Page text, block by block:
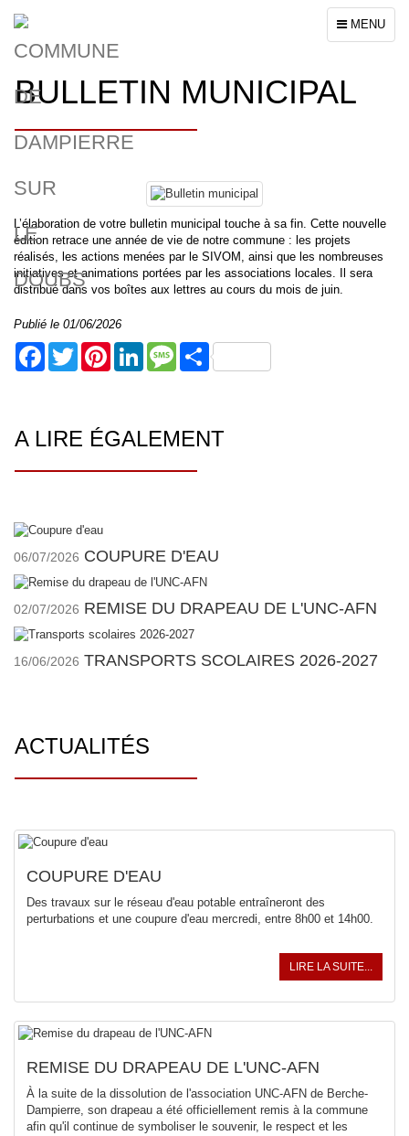
Toggle
navigation
MENU
BULLETIN MUNICIPAL
L’élaboration de votre bulletin municipal touche à sa fin. Cette nouvelle
édition retrace une année de vie de notre commune : les projets
réalisés, les actions menées par le SIVOM, ainsi que les nombreuses
initiatives et animations portées par les associations locales. Il sera
distribué dans vos boîtes aux lettres au cours du mois de juin.
Publié le 01/06/2026
FacebookTwitter PinterestLinkedInMessageShare
A LIRE ÉGALEMENT
06/07/2026 COUPURE D'EAU
02/07/2026 REMISE DU DRAPEAU DE L'UNC-AFN
16/06/2026 TRANSPORTS SCOLAIRES 2026-2027
ACTUALITÉS
COUPURE D'EAU
Des travaux sur le réseau d'eau potable entraîneront des
perturbations et une coupure d'eau mercredi, entre 8h00 et 14h00.
LIRE LA SUITE...
REMISE DU DRAPEAU DE L'UNC-AFN
À la suite de la dissolution de l'association UNC-AFN de Berche-
Dampierre, son drapeau a été officiellement remis à la commune
afin qu'il continue de symboliser le souvenir, le respect et les